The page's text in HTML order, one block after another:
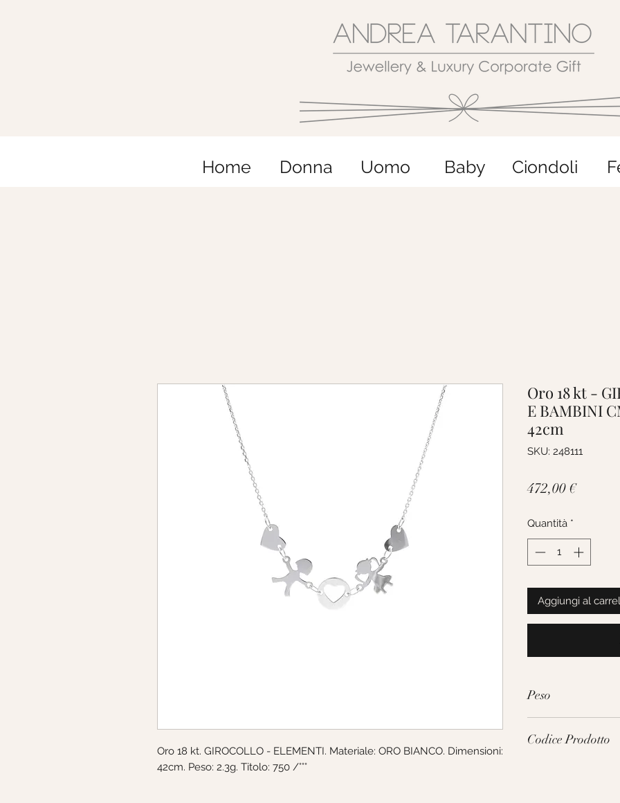
Home Donna Uomo Baby Ciondoli
Oro 18 kt. GIROCOLLO - ELEMENTI. Materiale: ORO BIANCO. Dimensioni:
42cm. Peso: 2.3g. Titolo: 750 /°°°
Oro 18 kt -
E BAMBINI
42cm
SKU: 248111
472,00 €Prezzo
Quantità *
Aggiungi al
Peso
Codice Prodotto